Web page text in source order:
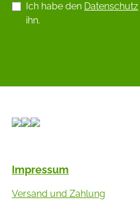
Ich habe den Datenschutz
ihn.
Impressum
Versand und Zahlung